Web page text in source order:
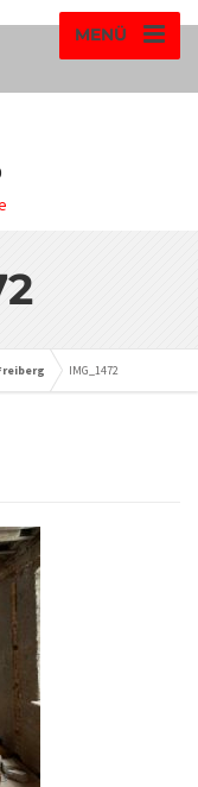
MENÜ
IMG_1472